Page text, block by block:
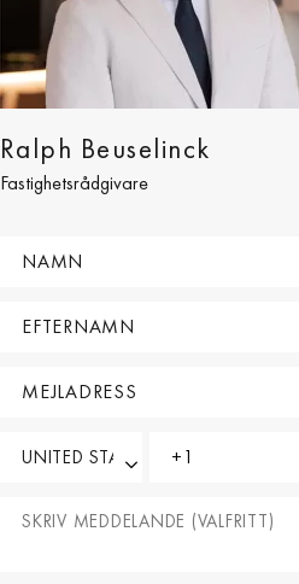
Ralph Beuselinck
Fastighetsrådgivare